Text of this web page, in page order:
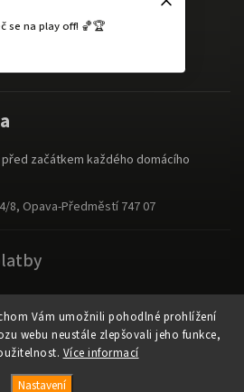
Vám umožnili pohodlné prohlížení
webu neustále zlepšovali jeho funkce,
Více informací
Nastavení
se na play off! 🏀🏆
začátkem každého domácího
8, Opava-Předměstí 747 07
. Všechna práva vyhrazena.